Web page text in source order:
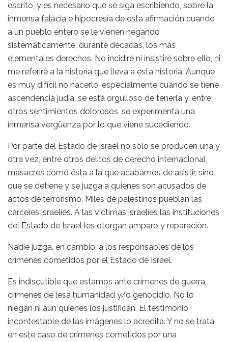
escrito, y es necesario que se siga escribiendo, sobre la
inmensa falacia e hipocresía de esta afirmación cuando
a un pueblo entero se le vienen negando
sistemáticamente, durante décadas, los más
elementales derechos. No incidiré ni insistiré sobre ello, ni
me referiré a la historia que lleva a esta historia. Aunque
es muy difícil no hacerlo, especialmente cuando se tiene
ascendencia judía, se está orgulloso de tenerla y, entre
otros sentimientos dolorosos, se experimenta una
inmensa vergüenza por lo que viene sucediendo.
Por parte del Estado de Israel no sólo se producen una y
otra vez, entre otros delitos de derecho internacional,
masacres como ésta a la que acabamos de asistir, sino
que se detiene y se juzga a quienes son acusados de
actos de terrorismo. Miles de palestinos pueblan las
cárceles israelíes. A las víctimas israelíes las instituciones
del Estado de Israel les otorgan amparo y reparación.
Nadie juzga, en cambio, a los responsables de los
crímenes cometidos por el Estado de Israel.
Es indiscutible que estamos ante crímenes de guerra,
crímenes de lesa humanidad y/o genocidio. No lo
niegan ni aún quienes los justifican. El testimonio
incontestable de las imágenes lo acredita. Y no se trata
en este caso de crímenes cometidos por una